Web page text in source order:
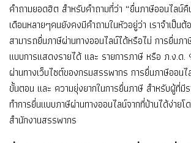
คำถามยอดฮิต สำหรับคำถามที่ว่า “ยื่นภาษีออนไลน์คื
เดือนหลายๆคนยังคงมีคำถามในหัวอยู่ว่า เราจำเป็น
สามารถยื่นภาษีผ่านทางออนไลน์ได้หรือไม่ การยื่นภ
แบบการแสดงรายได้ และ รายการภาษี หรือ ภ.ง.ด
ผ่านทางเว็บไซต์ของกรมสรรพากร การยื่นภาษีออน
ขั้นตอน และ ความยุ่งยากในการยื่นภาษี สำหรับผู้ที่มี
ทำการยื่นแบบภาษีผ่านทางออนไลน์จากที่บ้านได้ง่าย
สำนักงานสรรพากร